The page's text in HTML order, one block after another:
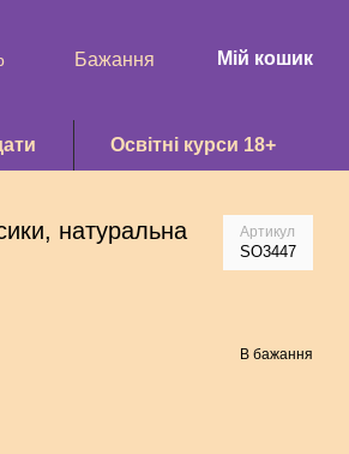
Бажання Мій кошик
Освітні курси 18+
натуральна
Артикул
SO3447
В бажання